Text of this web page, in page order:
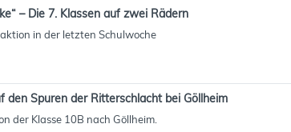
– Die 7. Klassen auf zwei Rädern
in der letzten Schulwoche
den Spuren der Ritterschlacht bei Göllheim
der Klasse 10B nach Göllheim.